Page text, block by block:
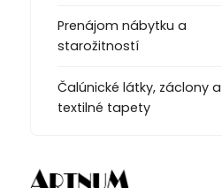
Prenájom nábytku a
starožitností
Čalúnické látky, záclony a
textilné tapety